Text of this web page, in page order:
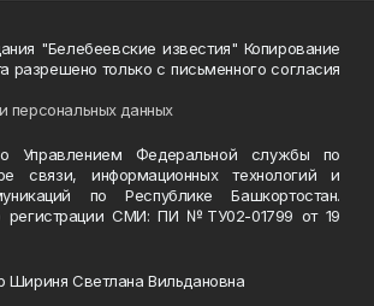
"Белебеевские известия" Копирование
разрешено только с письменного согласия
персональных данных
Управлением Федеральной службы по
связи, информационных технологий и
по Республике Башкортостан.
регистрации СМИ: ПИ №ТУ02-01799 от 19
Шириня Светлана Вильдановна